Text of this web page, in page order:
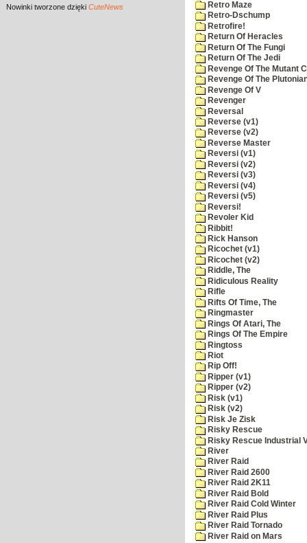
Nowinki tworzone dzięki CuteNews
Retro Maze
Retro-Dschump
Retrofire!
Return Of Heracles
Return Of The Fungi
Return Of The Jedi
Revenge Of The Mutant
Revenge Of The
Revenge Of V
Revenger
Reversal
Reverse (v1)
Reverse (v2)
Reverse Master
Reversi (v1)
Reversi (v2)
Reversi (v3)
Reversi (v4)
Reversi (v5)
Reversi!
Revoler Kid
Ribbit!
Rick Hanson
Ricochet (v1)
Ricochet (v2)
Riddle, The
Ridiculous Reality
Rifle
Rifts Of Time, The
Ringmaster
Rings Of Atari, The
Rings Of The Empire
Ringtoss
Riot
Rip Off!
Ripper (v1)
Ripper (v2)
Risk (v1)
Risk (v2)
Risk Je Zisk
Risky Rescue
Risky Rescue Industrial
River
River Raid
River Raid 2600
River Raid 2K11
River Raid Bold
River Raid Cold Winter
River Raid Plus
River Raid Tornado
River Raid on Mars